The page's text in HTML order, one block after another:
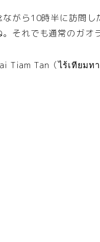
ながら10時半に訪問
それでも通常のガオ
Tiam Tan（ไร้เทียมท